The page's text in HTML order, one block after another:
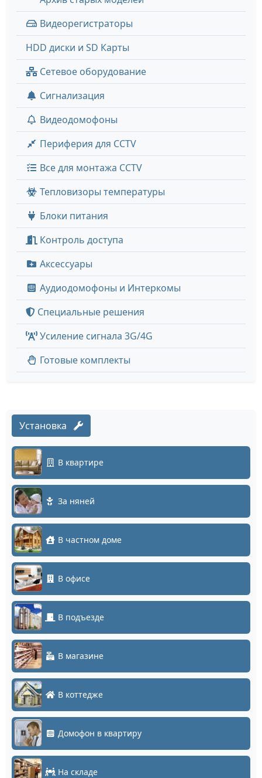
Видеорегистраторы
HDD диски и SD Карты
Сетевое оборудование
Сигнализация
Видеодомофоны
Периферия для CCTV
Все для монтажа CCTV
Тепловизоры температуры
Блоки питания
Контроль доступа
Аксессуары
Аудиодомофоны и Интеркомы
Специальные решения
Усиление сигнала 3G/4G
Готовые комплекты
Установка
В квартире
За няней
В частном доме
В офисе
В подъезде
В магазине
В коттедже
Домофон в квартиру
На складе